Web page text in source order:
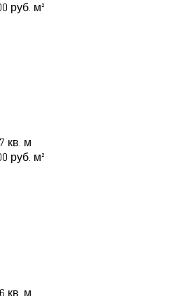
руб. м²
кв. м
руб. м²
кв. м